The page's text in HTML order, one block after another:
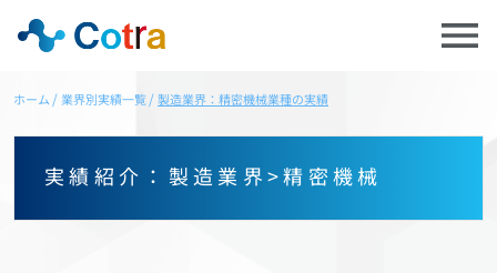
ホーム 業界別実績一覧 製造業界：精密機械業種の実績
実績紹介：製造業界>精密機械